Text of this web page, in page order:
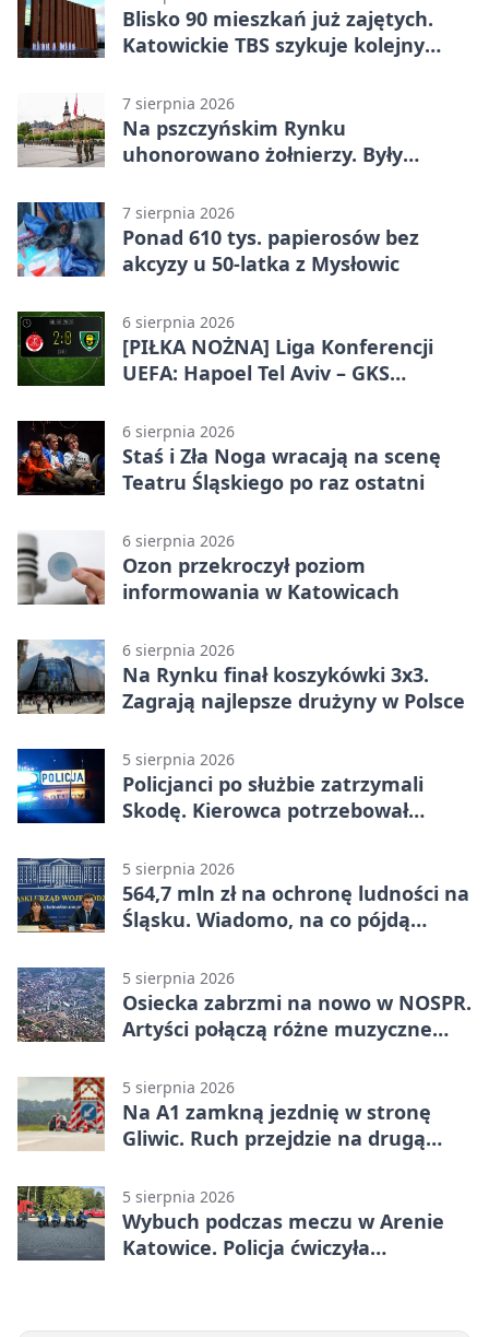
Blisko 90 mieszkań już zajętych.
Katowickie TBS szykuje kolejny
7 sierpnia 2026
Na pszczyńskim Rynku
uhonorowano żołnierzy. Były
7 sierpnia 2026
Ponad 610 tys. papierosów bez
akcyzy u 50-latka z Mysłowic
6 sierpnia 2026
[PIŁKA NOŻNA] Liga Konferencji
UEFA: Hapoel Tel Aviv – GKS
rundy kwalifikacyjnej
6 sierpnia 2026
Staś i Zła Noga wracają na scenę
Teatru Śląskiego po raz ostatni
6 sierpnia 2026
Ozon przekroczył poziom
informowania w Katowicach
6 sierpnia 2026
Na Rynku finał koszykówki 3x3.
Zagrają najlepsze drużyny w Polsce
5 sierpnia 2026
Policjanci po służbie zatrzymali
Skodę. Kierowca potrzebował
5 sierpnia 2026
564,7 mln zł na ochronę ludności na
Śląsku. Wiadomo, na co pójdą
5 sierpnia 2026
Osiecka zabrzmi na nowo w NOSPR.
Artyści połączą różne muzyczne
5 sierpnia 2026
Na A1 zamkną jezdnię w stronę
Gliwic. Ruch przejdzie na drugą
5 sierpnia 2026
Wybuch podczas meczu w Arenie
Katowice. Policja ćwiczyła